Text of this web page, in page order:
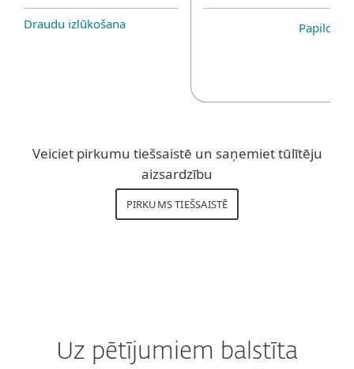
Draudu izlūkošana
Veiciet pirkumu tiešsaistē un saņemiet tūlītēju
aizsardzību
PIRKUMS TIEŠSAISTĒ
Uz pētījumiem balstīta